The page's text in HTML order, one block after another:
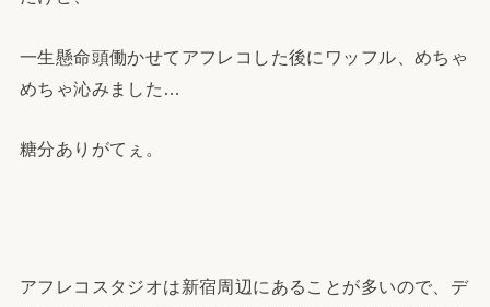
一生懸命頭働かせてアフレコした後にワッフル、めちゃ
めちゃ沁みました…
糖分ありがてぇ。
アフレコスタジオは新宿周辺にあることが多いので、デ